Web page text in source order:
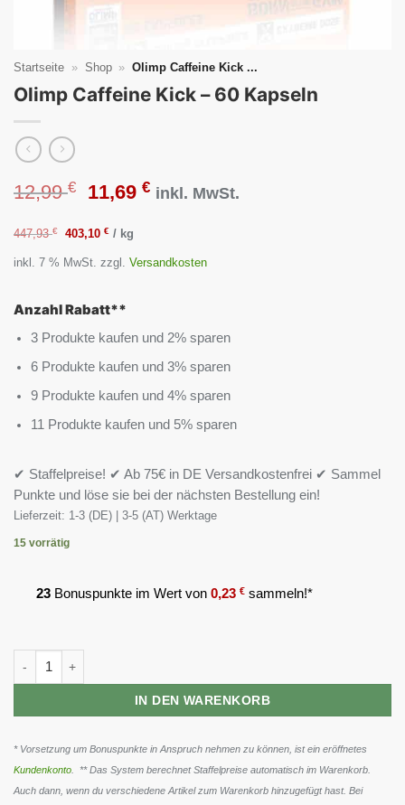
Startseite » Shop » Olimp Caffeine Kick ...
Olimp Caffeine Kick – 60 Kapseln
12,99€
Ursprünglicher
Preis
war:
12,99 €
11,69 €Aktueller
ist:
inkl. MwSt.
447,93€ 403,10€ / kg
inkl. 7 % MwSt. zzgl. Versandkosten
Anzahl Rabatt**
3 Produkte kaufen und 2% sparen
6 Produkte kaufen und 3% sparen
9 Produkte kaufen und 4% sparen
11 Produkte kaufen und 5% sparen
✔ Staffelpreise! ✔ Ab 75€ in DE Versandkostenfrei ✔ Sammel
Punkte und löse sie bei der nächsten Bestellung ein!
Lieferzeit: 1-3 (DE) | 3-5 (AT) Werktage
15 vorrätig
23 Bonuspunkte im Wert von 0,23 € sammeln!*
Olimp Caffeine Kick - 60 Kapseln Menge
IN DEN WARENKORB
* Vorsetzung um Bonuspunkte in Anspruch nehmen zu können, ist ein eröffnetes
Kundenkonto . ** Das System berechnet Staffelpreise automatisch im Warenkorb.
Auch dann, wenn du verschiedene Artikel zum Warenkorb hinzugefügt hast. Bei